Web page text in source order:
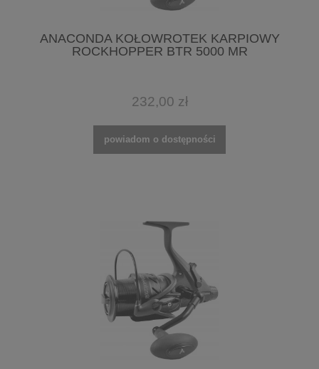
ANACONDA KOŁOWROTEK KARPIOWY
ROCKHOPPER BTR 5000 MR
232,00 zł
powiadom o dostępności